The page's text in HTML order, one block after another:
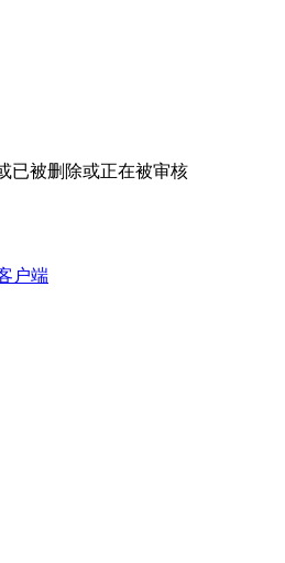
已被删除或正在被审核
户端